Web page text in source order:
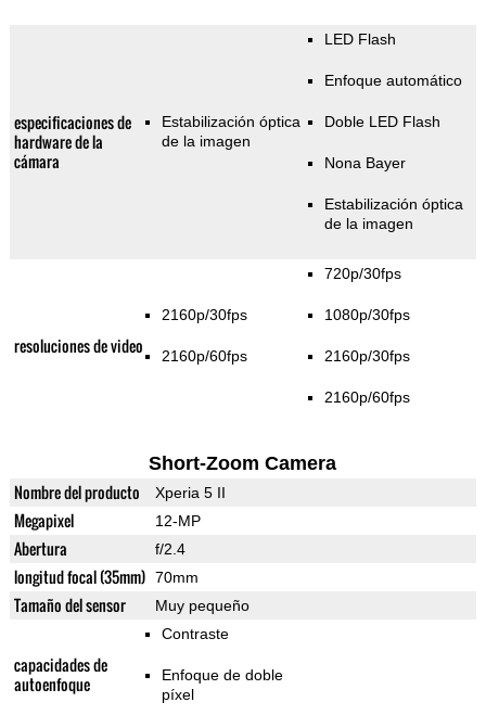
especificaciones de
hardware de la
cámara
Estabilización óptica
de la imagen
LED Flash
Enfoque automático
Doble LED Flash
Nona Bayer
Estabilización óptica
de la imagen
resoluciones de video
2160p/30fps
2160p/60fps
720p/30fps
1080p/30fps
2160p/30fps
2160p/60fps
Short-Zoom Camera
Nombre del producto Xperia 5 II
Megapixel 12-MP
Abertura f/2.4
longitud focal (35mm) 70mm
Tamaño del sensor Muy pequeño
capacidades de
autoenfoque
Contraste
Enfoque de doble
píxel